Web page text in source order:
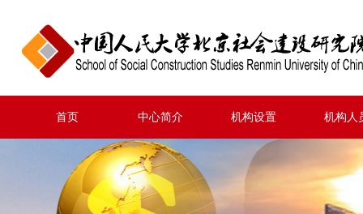
首页 中心简介 机构设置 机构人